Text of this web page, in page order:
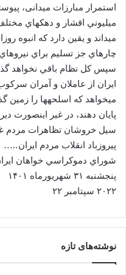
استمرار مبارزات ميدانی،
ميليوني اقشار و دهکهاي
ميداند و يقين دارد که انبوه
چارهاي جز تسليم براي
سپس کل نظام باقي نخواهد
ايران از عاملان و آمران
ميخواهد که اسلحهها را زمين
پايان دهند، در غير اينصورت دير
سيل خروشان تظاهرات مردم
پيروزباد انقلاب مردم ايران…..
شوراي دموکراسي خواهان
پنجشنبه ۳۱ شهريورماه ۱۴۰۱
۲۰۲۲ سپتامبر ۲۲
نوشته‌های تازه